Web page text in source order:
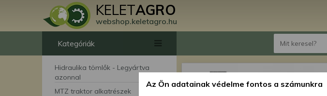
KELETAGRO
webshop.keletagro.hu
Kategóriák
Hidraulika tömlők - Legyártva
azonnal
MTZ traktor alkatrészek
Az Ön adatainak védelme fontos a számunkra